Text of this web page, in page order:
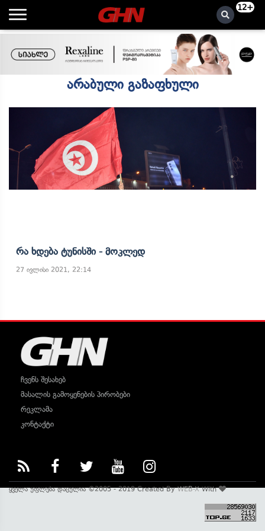
12+
არაბული გაზაფხული
Რა Ხდება Ტუნისში - Მოკლედ
27 ივლისი 2021, 22:14
ჩვენს შესახებ
მასალის გამოყენების პირობები
რეკლამა
კონტაქტი
ყველა უფლება დაცულია ©2005 - 2019 Created ByWEB-XWith